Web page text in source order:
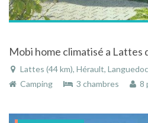
Lattes (44 km), Hérault,
Camping
3 chambres 8